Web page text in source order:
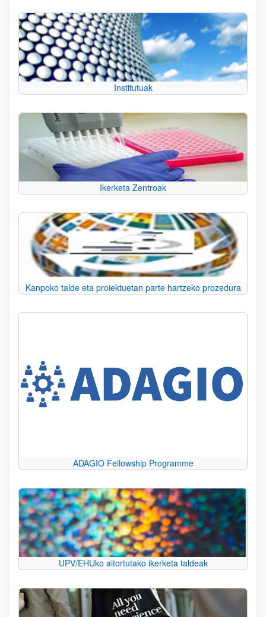
Institutuak
Ikerketa Zentroak
Kanpoko talde eta proiektuetan parte hartzeko prozedura
ADAGIO Fellowship Programme
UPV/EHUko aitortutako ikerketa taldeak